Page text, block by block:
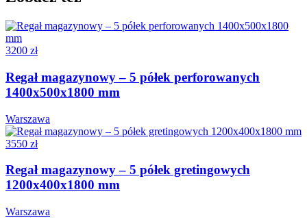
3200 zł
Regał magazynowy – 5 półek perforowanych
1400x500x1800 mm
Warszawa
3550 zł
Regał magazynowy – 5 półek gretingowych
1200x400x1800 mm
Warszawa